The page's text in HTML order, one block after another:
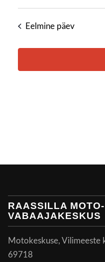
Eelmine päev
RAASSILLA
VABAAJAKESKUS
Motokeskuse, Vilimeeste
69718